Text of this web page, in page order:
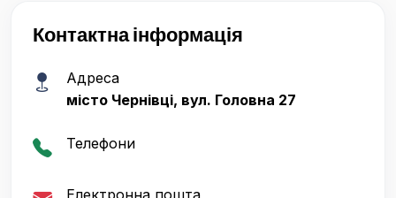
Контактна інформація
Адреса
місто Чернівці, вул. Головна 27
Телефони